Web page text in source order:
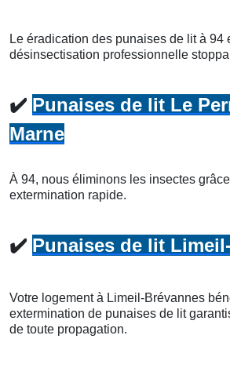
Le éradication des punaises de lit à 94
désinsectisation professionnelle
✔️ Punaises de lit Le
Marne
À 94, nous éliminons les insectes
extermination rapide.
✔️ Punaises de lit
Votre logement à Limeil-Brévannes
extermination de punaises de lit
de toute propagation.